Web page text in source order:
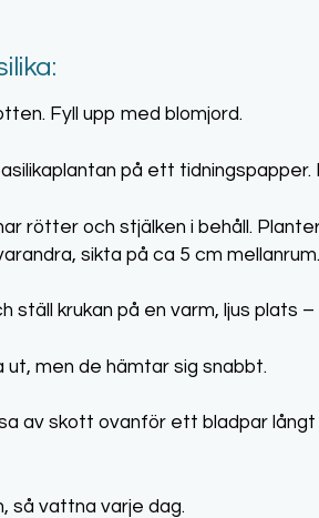
Fyll upp med blomjord.
på ett
rötter och stjälken i behåll.
sikta på ca 5 cm mellanrum.
ställ krukan på en varm, ljus plats
ut, men de hämtar sig snabbt.
av skott ovanför ett bladpar
så vattna varje dag.